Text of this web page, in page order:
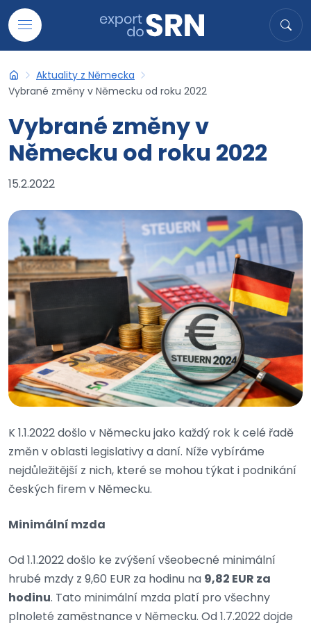
Přejít na obsah
Hledat
Export do SRN
Aktuality z Německa
Vybrané změny v Německu od roku 2022
Vybrané změny v
Německu od roku 2022
15.2.2022
K 1.1.2022 došlo v Německu jako každý rok k celé řadě
změn v oblasti legislativy a daní. Níže vybíráme
nejdůležitější z nich, které se mohou týkat i podnikání
českých firem v Německu.
Minimální mzda
Od 1.1.2022 došlo ke zvýšení všeobecné minimální
hrubé mzdy z 9,60 EUR za hodinu na 9,82 EUR za
hodinu. Tato minimální mzda platí pro všechny
plnoleté zaměstnance v Německu. Od 1.7.2022 dojde